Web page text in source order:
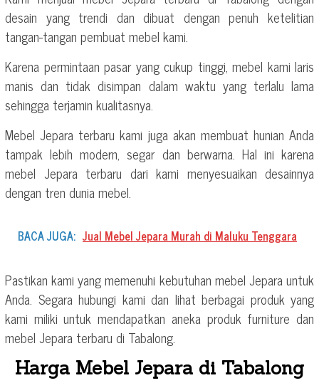
desain yang trendi dan dibuat dengan penuh ketelitian
tangan-tangan pembuat mebel kami.
Karena permintaan pasar yang cukup tinggi, mebel kami laris
manis dan tidak disimpan dalam waktu yang terlalu lama
sehingga terjamin kualitasnya.
Mebel Jepara terbaru kami juga akan membuat hunian Anda
tampak lebih modern, segar dan berwarna. Hal ini karena
mebel Jepara terbaru dari kami menyesuaikan desainnya
dengan tren dunia mebel.
BACA JUGA: Jual Mebel Jepara Murah di Maluku Tenggara
Pastikan kami yang memenuhi kebutuhan mebel Jepara untuk
Anda. Segara hubungi kami dan lihat berbagai produk yang
kami miliki untuk mendapatkan aneka produk furniture dan
mebel Jepara terbaru di Tabalong.
Harga Mebel Jepara di Tabalong